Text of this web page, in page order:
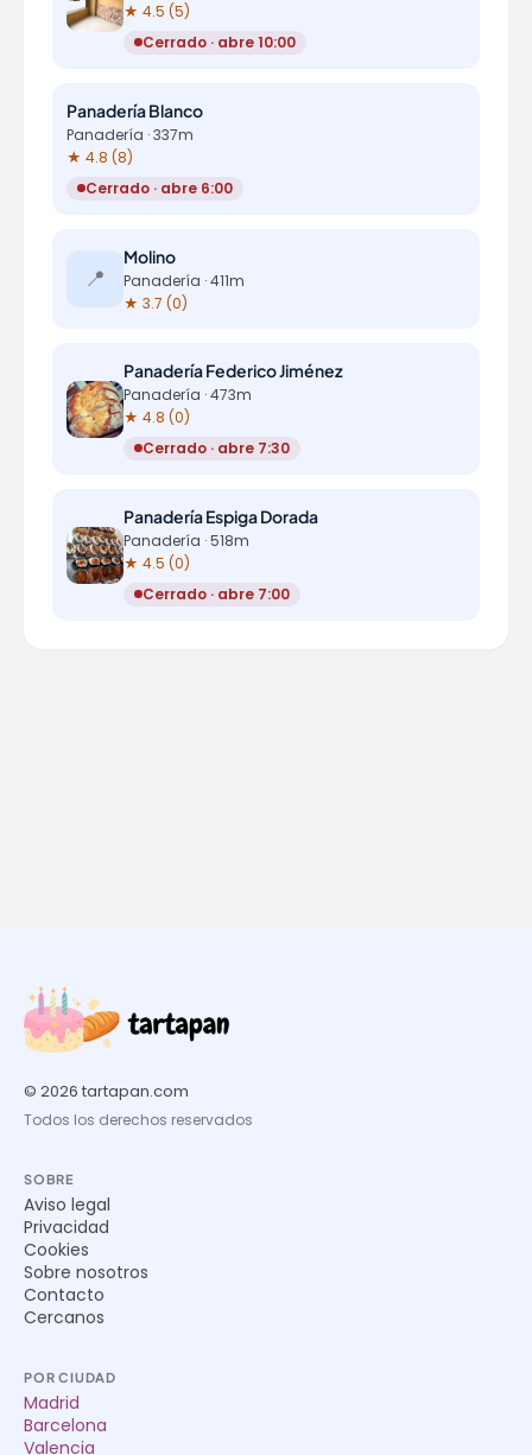
★ 4.5 (5)
Cerrado · abre 10:00
Panadería Blanco
Panadería · 337m
★ 4.8 (8)
Cerrado · abre 6:00
📍
Molino
Panadería · 411m
★ 3.7 (0)
Panadería Federico Jiménez
Panadería · 473m
★ 4.8 (0)
Cerrado · abre 7:30
Panadería Espiga Dorada
Panadería · 518m
★ 4.5 (0)
Cerrado · abre 7:00
© 2026 tartapan.com
Todos los derechos reservados
SOBRE
Aviso legal
Privacidad
Cookies
Sobre nosotros
Contacto
Cercanos
POR CIUDAD
Madrid
Barcelona
Valencia